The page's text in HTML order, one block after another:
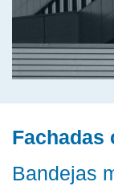
Fachadas
Bandejas